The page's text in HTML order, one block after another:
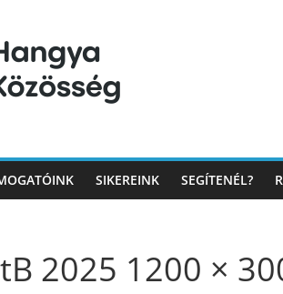
SIKEREINK SEGÍTENÉL?
2025 1200 ×